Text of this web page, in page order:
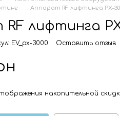
Аппарат RF лифтинга PX-
лифтинга
EV_px-3000 Оставить отзыв
накопительной